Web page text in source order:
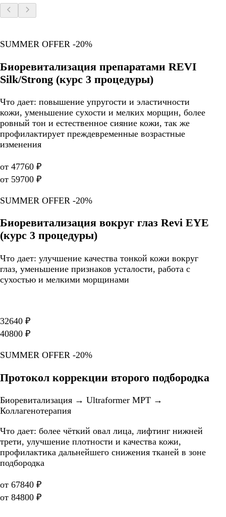
SUMMER OFFER -20%
Биоревитализация препаратами REVI
Silk/Strong (курс 3 процедуры)
Что дает: повышение упругости и эластичности
кожи, уменьшение сухости и мелких морщин, более
ровный тон и естественное сияние кожи, так же
профилактирует преждевременные возрастные
изменения
от 47760 ₽
от 59700 ₽
SUMMER OFFER -20%
Биоревитализация вокруг глаз Revi EYE
(курс 3 процедуры)
Что дает: улучшение качества тонкой кожи вокруг
глаз, уменьшение признаков усталости, работа с
сухостью и мелкими морщинами
32640 ₽
40800 ₽
SUMMER OFFER -20%
Протокол коррекции второго подбородка
Биоревитализация → Ultraformer MPT →
Коллагенотерапия
Что дает: более чёткий овал лица, лифтинг нижней
трети, улучшение плотности и качества кожи,
профилактика дальнейшего снижения тканей в зоне
подбородка
от 67840 ₽
от 84800 ₽